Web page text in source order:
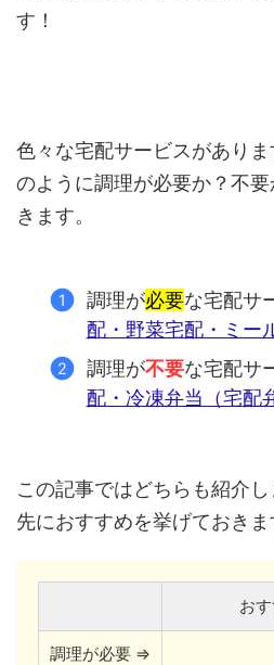
す！
色々な宅配サービスがあり
のように調理が必要か？不
きます。
調理が必要な宅配サ
配・野菜宅配・ミー
調理が不要な宅配サ
配・冷凍弁当（宅配
この記事ではどちらも紹介
先におすすめを挙げておき
お
調理が必要 ⇒